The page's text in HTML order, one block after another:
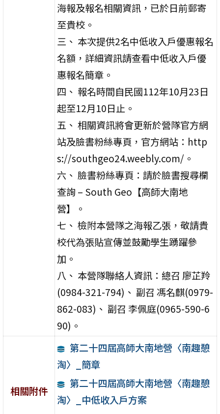
海報及報名相關資訊，已於日前郵寄
至貴校。
三、 本次提供2名中低收入戶優惠報名
名額，詳細資訊請查看中低收入戶優
惠報名簡章。
四、 報名時間自民國112年10月23日
起至12月10日止。
五、 相關資訊將會更新於營隊官方網
站及臉書粉絲專頁，官方網站：http
s://southgeo24.weebly.com/。
六、 臉書粉絲專頁：請於臉書搜尋欄
查詢 – South Geo【高師大南地
營】。
七、 檢附本營隊之海報乙張，敬請貴
校代為張貼宣傳並鼓勵學生踴躍參
加。
八、 本營隊聯絡人資訊：總召 廖芷羚
(0984-321-794)、 副召 馮名麒(0979-
862-083)、 副召 李佩庭(0965-590-6
90)。
相關附件
第二十四屆高師大南地營〈南趣憩
淘〉_簡章
第二十四屆高師大南地營〈南趣憩
淘〉_中低收入戶方案